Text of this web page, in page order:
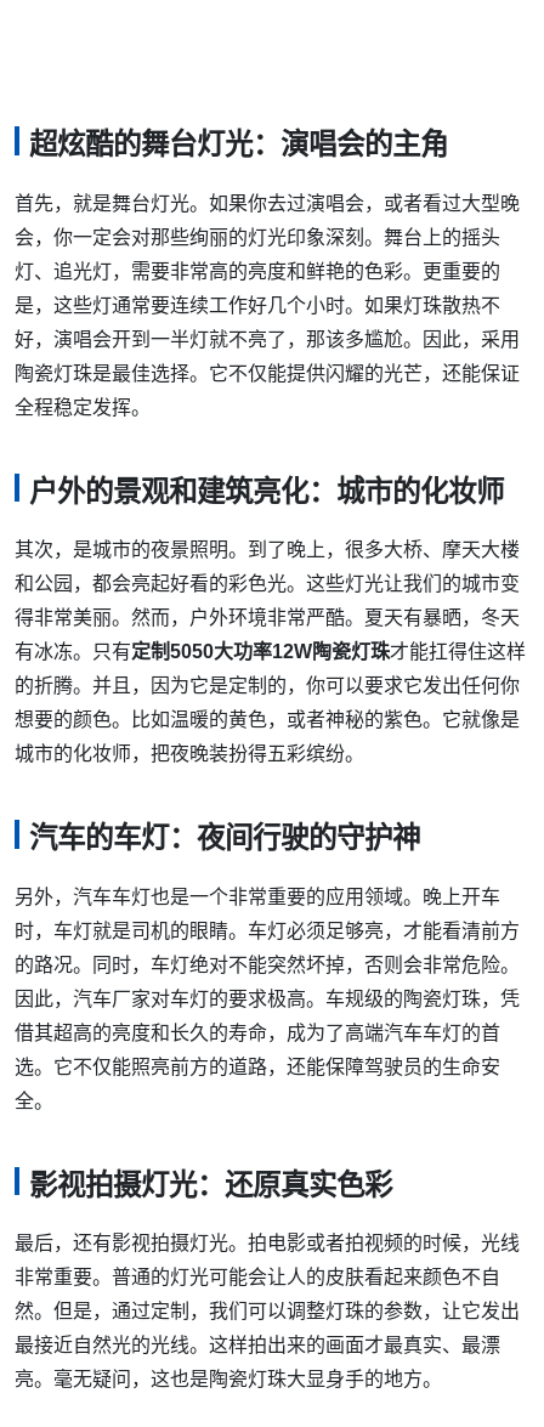
超炫酷的舞台灯光：演唱会的主角
首先，就是舞台灯光。如果你去过演唱会，或者看过大型晚
会，你一定会对那些绚丽的灯光印象深刻。舞台上的摇头
灯、追光灯，需要非常高的亮度和鲜艳的色彩。更重要的
是，这些灯通常要连续工作好几个小时。如果灯珠散热不
好，演唱会开到一半灯就不亮了，那该多尴尬。因此，采用
陶瓷灯珠是最佳选择。它不仅能提供闪耀的光芒，还能保证
全程稳定发挥。
户外的景观和建筑亮化：城市的化妆师
其次，是城市的夜景照明。到了晚上，很多大桥、摩天大楼
和公园，都会亮起好看的彩色光。这些灯光让我们的城市变
得非常美丽。然而，户外环境非常严酷。夏天有暴晒，冬天
有冰冻。只有定制5050大功率12W陶瓷灯珠才能扛得住这样
的折腾。并且，因为它是定制的，你可以要求它发出任何你
想要的颜色。比如温暖的黄色，或者神秘的紫色。它就像是
城市的化妆师，把夜晚装扮得五彩缤纷。
汽车的车灯：夜间行驶的守护神
另外，汽车车灯也是一个非常重要的应用领域。晚上开车
时，车灯就是司机的眼睛。车灯必须足够亮，才能看清前方
的路况。同时，车灯绝对不能突然坏掉，否则会非常危险。
因此，汽车厂家对车灯的要求极高。车规级的陶瓷灯珠，凭
借其超高的亮度和长久的寿命，成为了高端汽车车灯的首
选。它不仅能照亮前方的道路，还能保障驾驶员的生命安
全。
影视拍摄灯光：还原真实色彩
最后，还有影视拍摄灯光。拍电影或者拍视频的时候，光线
非常重要。普通的灯光可能会让人的皮肤看起来颜色不自
然。但是，通过定制，我们可以调整灯珠的参数，让它发出
最接近自然光的光线。这样拍出来的画面才最真实、最漂
亮。毫无疑问，这也是陶瓷灯珠大显身手的地方。